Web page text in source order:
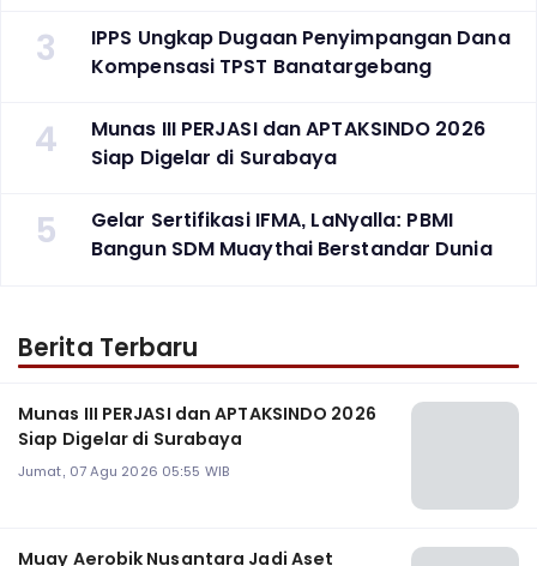
3
IPPS Ungkap Dugaan Penyimpangan Dana
Kompensasi TPST Banatargebang
4
Munas III PERJASI dan APTAKSINDO 2026
Siap Digelar di Surabaya
5
Gelar Sertifikasi IFMA, LaNyalla: PBMI
Bangun SDM Muaythai Berstandar Dunia
Berita Terbaru
Munas III PERJASI dan APTAKSINDO 2026
Siap Digelar di Surabaya
Jumat, 07 Agu 2026 05:55 WIB
Muay Aerobik Nusantara Jadi Aset